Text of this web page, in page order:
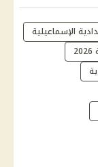
الإسماعيلية